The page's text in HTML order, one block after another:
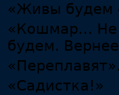
«Живы будем
«Кошмар… Не
будем.
«Переплавят».
«Садистка!»